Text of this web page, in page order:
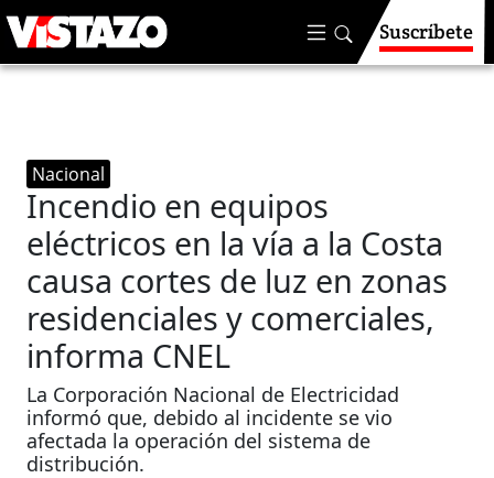
Suscríbete
Nacional
Incendio en equipos
eléctricos en la vía a la Costa
causa cortes de luz en zonas
residenciales y comerciales,
informa CNEL
La Corporación Nacional de Electricidad
informó que, debido al incidente se vio
afectada la operación del sistema de
distribución.